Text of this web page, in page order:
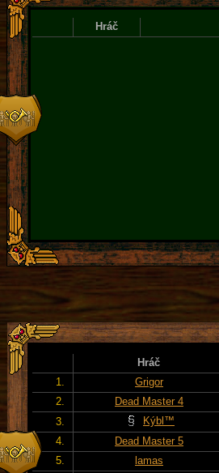
Hráč
Hráč
1.
Grigor
2.
Dead Master 4
3.
Kýbl™
4.
Dead Master 5
5.
lamas